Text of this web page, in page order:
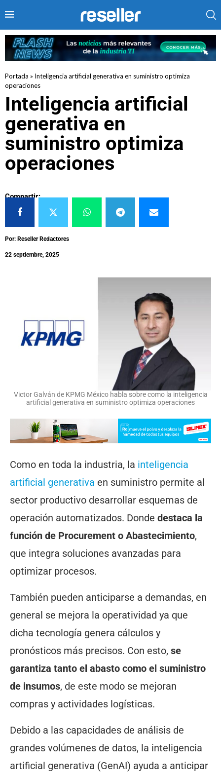
Portada » Inteligencia artificial generativa en suministro optimiza
operaciones
Inteligencia artificial
generativa en
suministro optimiza
operaciones
Compartir:
Por: Reseller Redactores
22 septiembre, 2025
Victor Galván de KPMG México habla sobre como la inteligencia
artificial generativa en suministro optimiza operaciones
Como en toda la industria, la inteligencia
artificial generativa en suministro permite al
sector productivo desarrollar esquemas de
operación automatizados. Donde destaca la
función de Procurement o Abastecimiento,
que integra soluciones avanzadas para
optimizar procesos.
También pueden anticiparse a demandas, en
general se mejora la operatividad ya que
dicha tecnología genera cálculos y
pronósticos más precisos. Con esto, se
garantiza tanto el abasto como el suministro
de insumos, de este modo se mejoran
compras y actividades logísticas.
Debido a las capacidades de análisis de
grandes volúmenes de datos, la inteligencia
artificial generativa (GenAI) ayuda a anticipar